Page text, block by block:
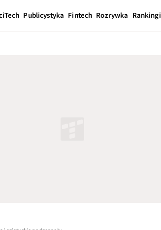
Tech Publicystyka Fintech Rozrywka Rankingi